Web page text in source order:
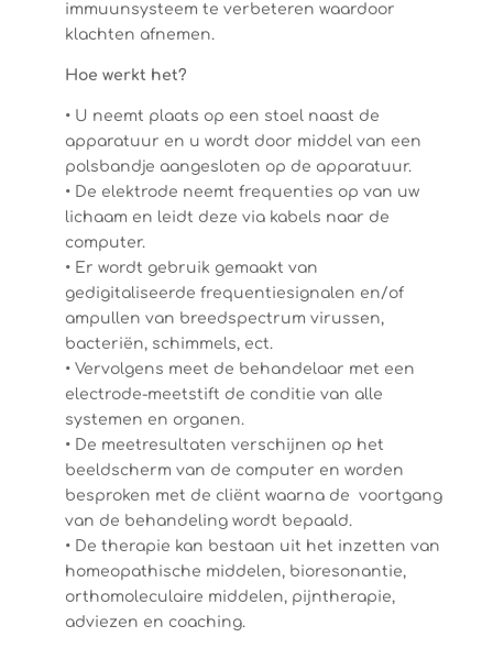
immuunsysteem te verbeteren waardoor
klachten afnemen.
Hoe werkt het?
• U neemt plaats op een stoel naast de
apparatuur en u wordt door middel van een
polsbandje aangesloten op de apparatuur.
• De elektrode neemt frequenties op van uw
lichaam en leidt deze via kabels naar de
computer.
• Er wordt gebruik gemaakt van
gedigitaliseerde frequentiesignalen en/of
ampullen van breedspectrum virussen,
bacteriën, schimmels, ect.
• Vervolgens meet de behandelaar met een
electrode-meetstift de conditie van alle
systemen en organen.
• De meetresultaten verschijnen op het
beeldscherm van de computer en worden
besproken met de cliënt waarna de voortgang
van de behandeling wordt bepaald.
• De therapie kan bestaan uit het inzetten van
homeopathische middelen, bioresonantie,
orthomoleculaire middelen, pijntherapie,
adviezen en coaching.